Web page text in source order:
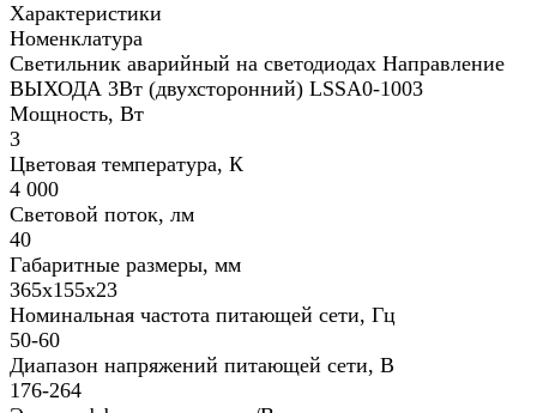
Характеристики
Номенклатура
Светильник аварийный на светодиодах Направление
ВЫХОДА 3Вт (двухсторонний) LSSA0-1003
Мощность, Вт
3
Цветовая температура, К
4 000
Световой поток, лм
40
Габаритные размеры, мм
365х155х23
Номинальная частота питающей сети, Гц
50-60
Диапазон напряжений питающей сети, В
176-264